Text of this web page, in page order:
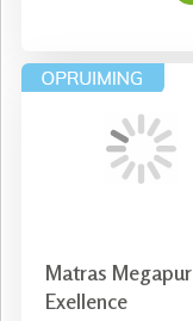
Matras Megapur
Exellence